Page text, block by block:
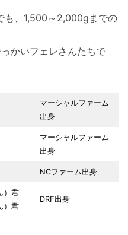
も、1,500～2,000gまでの
かいフェレさんたちで
マーシャルファーム
出身
マーシャルファーム
出身
NCファーム出身
）君
）君
DRF出身